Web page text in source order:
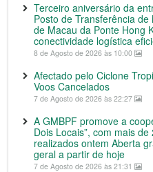
Terceiro aniversário da
Posto de Transferência
de Macau da Ponte Hong
conectividade logística
8 de Agosto de 2026 às 10:00
Afectado pelo Ciclone
Voos Cancelados
7 de Agosto de 2026 às 22:27
A GMBPF promove a
Dois Locais”, com mais
realizados ontem Aberta
geral a partir de hoje
7 de Agosto de 2026 às 21:31